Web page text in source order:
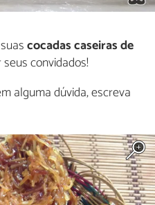
cocadas caseiras de
convidados!
alguma dúvida, escreva